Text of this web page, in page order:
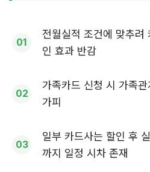
전월실적 조건에 맞추려
인 효과 반감
가족카드 신청 시 가족
가피
일부 카드사는 할인 후
까지 일정 시차 존재